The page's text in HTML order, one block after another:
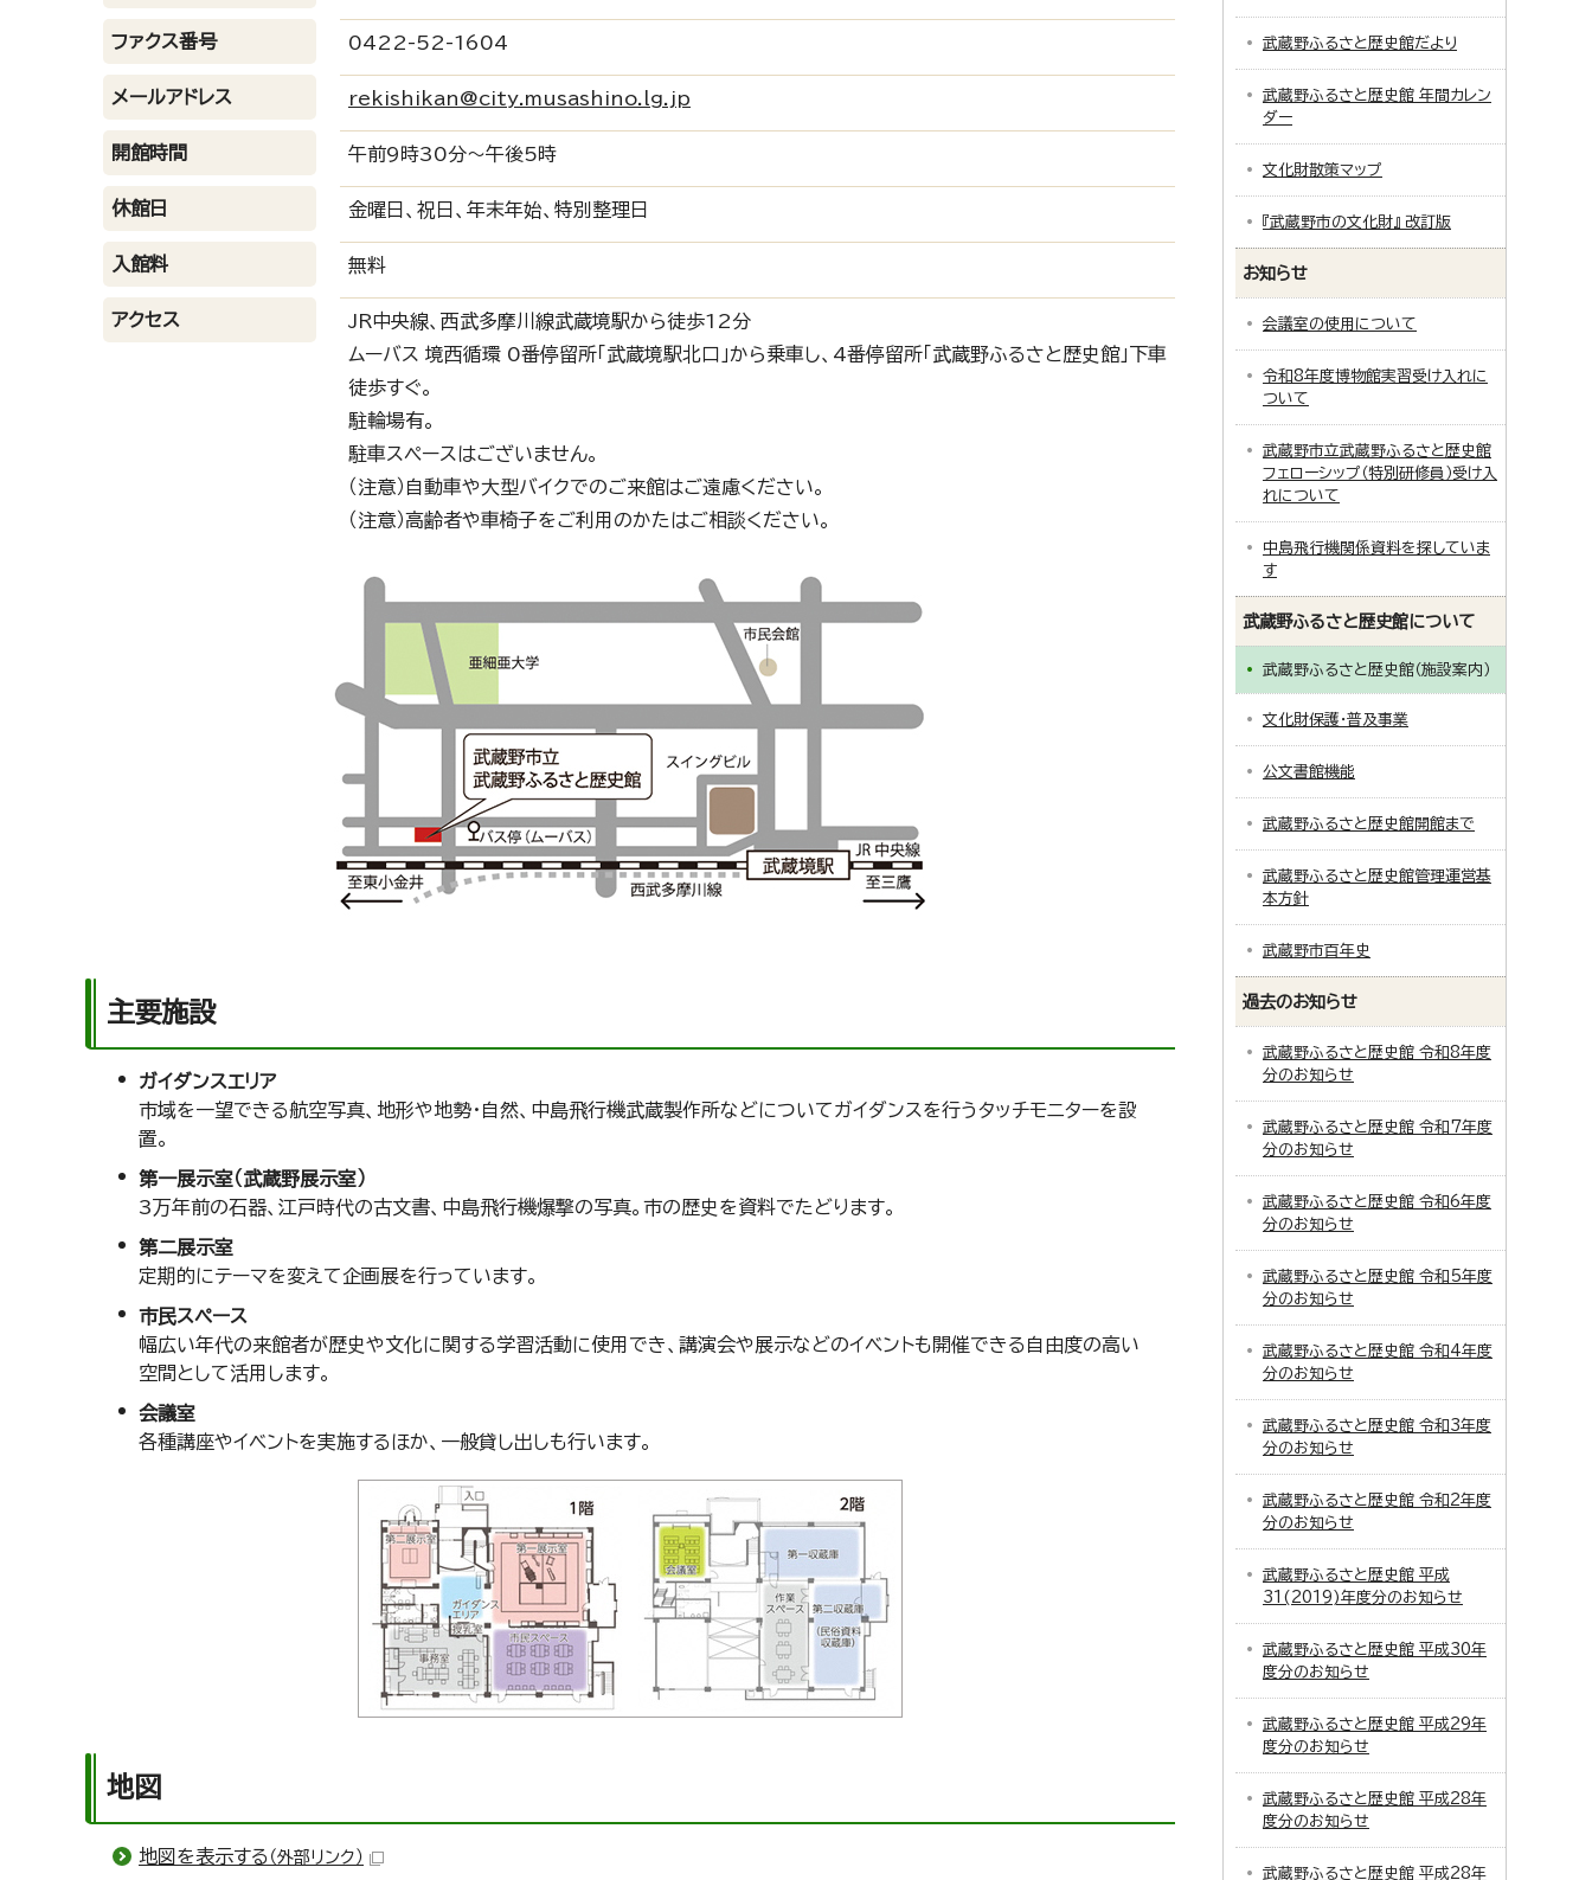
ファクス番号 0422-52-1604
メールアドレス rekishikan@city.musashino.lg.jp
開館時間 午前9時30分～午後5時
休館日 金曜日、祝日、年末年始、特別整理日
入館料 無料
アクセス
JR中央線、西武多摩川線武蔵境駅から徒歩12分
ムーバス 境西循環 0番停留所「武蔵境駅北口」から乗車し、4番停留所「武蔵野ふるさと歴史館」下車
徒歩すぐ。
駐輪場有。
駐車スペースはございません。
（注意）自動車や大型バイクでのご来館はご遠慮ください。
（注意）高齢者や車椅子をご利用のかたはご相談ください。
主要施設
ガイダンスエリア
市域を一望できる航空写真、地形や地勢・自然、中島飛行機武蔵製作所などについてガイダンスを行うタッチモニターを設
置。
第一展示室（武蔵野展示室）
3万年前の石器、江戸時代の古文書、中島飛行機爆撃の写真。市の歴史を資料でたどります。
第二展示室
定期的にテーマを変えて企画展を行っています。
市民スペース
幅広い年代の来館者が歴史や文化に関する学習活動に使用でき、講演会や展示などのイベントも開催できる自由度の高い
空間として活用します。
会議室
各種講座やイベントを実施するほか、一般貸し出しも行います。
地図
地図を表示する （外部リンク）
武蔵野ふるさと歴史館だより
武蔵野ふるさと歴史館 年間カレン
ダー
文化財散策マップ
『武蔵野市の文化財』 改訂版
お知らせ
会議室の使用について
令和8年度博物館実習受け入れに
ついて
武蔵野市立武蔵野ふるさと歴史館
フェローシップ（特別研修員）受け入
れについて
中島飛行機関係資料を探していま
す
武蔵野ふるさと歴史館について
武蔵野ふるさと歴史館（施設案内）
文化財保護・普及事業
公文書館機能
武蔵野ふるさと歴史館開館まで
武蔵野ふるさと歴史館管理運営基
本方針
武蔵野市百年史
過去のお知らせ
武蔵野ふるさと歴史館 令和8年度
分のお知らせ
武蔵野ふるさと歴史館 令和7年度
分のお知らせ
武蔵野ふるさと歴史館 令和6年度
分のお知らせ
武蔵野ふるさと歴史館 令和5年度
分のお知らせ
武蔵野ふるさと歴史館 令和4年度
分のお知らせ
武蔵野ふるさと歴史館 令和3年度
分のお知らせ
武蔵野ふるさと歴史館 令和2年度
分のお知らせ
武蔵野ふるさと歴史館 平成
31(2019)年度分のお知らせ
武蔵野ふるさと歴史館 平成30年
度分のお知らせ
武蔵野ふるさと歴史館 平成29年
度分のお知らせ
武蔵野ふるさと歴史館 平成28年
度分のお知らせ
武蔵野ふるさと歴史館 平成28年